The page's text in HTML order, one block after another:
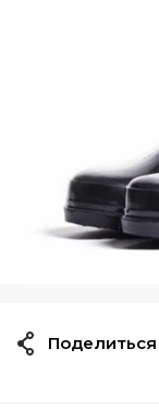
Поделиться